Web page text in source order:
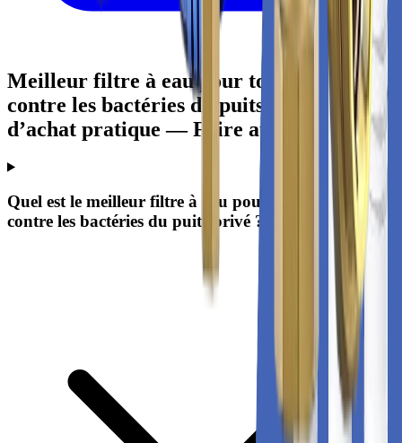
Meilleur filtre à eau pour toute la maison
contre les bactéries du puits privé : guide
d’achat pratique — Foire aux questions
Quel est le meilleur filtre à eau pour toute la maison
contre les bactéries du puits privé ?